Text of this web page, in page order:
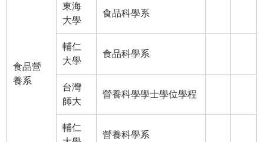
食品營
養系
東海
大學
食品科學系
輔仁
大學
食品科學系
台灣
師大
營養科學學士學位學程
輔仁
營養科學系